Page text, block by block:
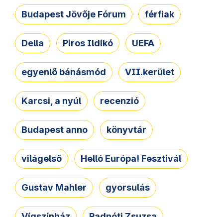
Budapest Jövője Fórum férfiak
Della Piros Ildikó UEFA
egyenlő bánásmód VII.kerület
Karcsi, a nyúl recenzió
Budapest anno könyvtár
világelső Helló Európa! Fesztivál
Gustav Mahler gyorsulás